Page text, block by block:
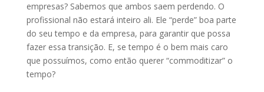
empresas? Sabemos que ambos saem perdendo. O
profissional não estará inteiro ali. Ele “perde” boa parte
do seu tempo e da empresa, para garantir que possa
fazer essa transição. E, se tempo é o bem mais caro
que possuímos, como então querer “commoditizar” o
tempo?